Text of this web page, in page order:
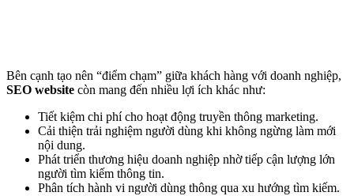
Bên cạnh tạo nên “điểm chạm” giữa khách hàng với doanh nghiệp,
SEO website còn mang đến nhiều lợi ích khác như:
Tiết kiệm chi phí cho hoạt động truyền thông marketing.
Cải thiện trải nghiệm người dùng khi không ngừng làm mới
nội dung.
Phát triển thương hiệu doanh nghiệp nhờ tiếp cận lượng lớn
người tìm kiếm thông tin.
Phân tích hành vi người dùng thông qua xu hướng tìm kiếm.